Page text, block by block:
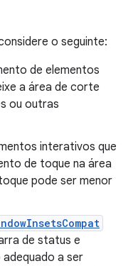
o seguinte:
de elementos
a área de corte
ou outras
interativos que
de toque na área
pode ser menor
de status e
a ser